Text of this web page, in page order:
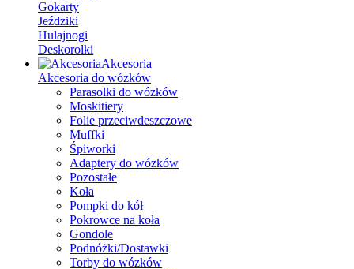
Gokarty
Jeździki
Hulajnogi
Deskorolki
Akcesoria
Akcesoria do wózków
Parasolki do wózków
Moskitiery
Folie przeciwdeszczowe
Muffki
Śpiworki
Adaptery do wózków
Pozostałe
Koła
Pompki do kół
Pokrowce na koła
Gondole
Podnóżki/Dostawki
Torby do wózków